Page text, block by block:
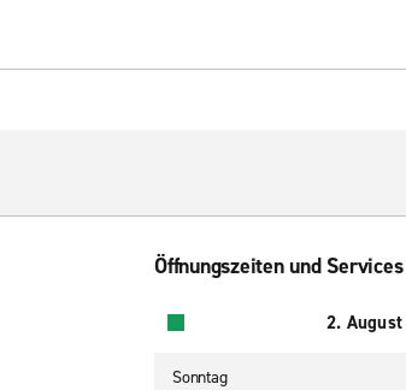
Öffnungszeiten und Services
2.
Sonntag